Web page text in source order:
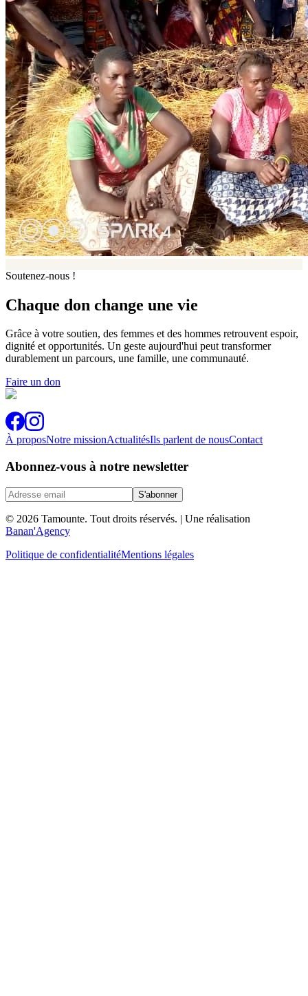
Soutenez-nous !
Chaque don change une vie
Grâce à votre soutien, des femmes et des hommes retrouvent espoir,
dignité et opportunités. Un geste aujourd'hui peut transformer
durablement un parcours, une famille, une communauté.
Faire un don
À proposNotre missionActualitésIls parlent de nousContact
Abonnez-vous à notre newsletter
S'abonner
© 2026 Tamounte. Tout droits réservés. | Une réalisation
Banan'Agency
Politique de confidentialitéMentions légales